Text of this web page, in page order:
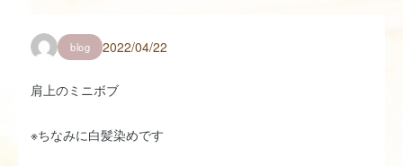
blog 2022/04/22
肩上のミニボブ
※ちなみに白髪染めです